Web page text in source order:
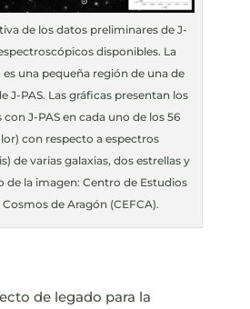
de los datos preliminares de J-
disponibles. La
una pequeña región de una de
J-PAS. Las gráficas presentan los
J-PAS en cada uno de los 56
con respecto a espectros
de varias galaxias, dos estrellas y
de la imagen: Centro de Estudios
de Aragón (CEFCA).
de legado para la